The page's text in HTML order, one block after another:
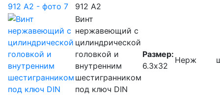
912 А2
Винт
нержавеющий с
цилиндрической
головкой и
внутренним
шестигранником
под ключ DIN
Размер:
6.3х32
Нерж